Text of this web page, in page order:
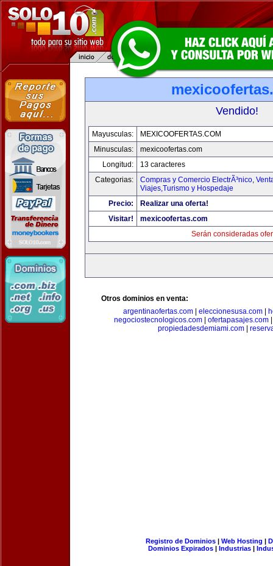
Vendido!
Mayusculas:
MEXICOOFERTAS.COM
Minusculas:
mexicoofertas.com
Longitud:
13 caracteres
Categorias:
Compras y Comercio ElectrÃ³nico,
Viajes,Turismo y Hospedaje
Precio:
Realizar una oferta!
Visitar!
mexicoofertas.com
Serán consideradas
Otros dominios en venta:
argentinaofertas.com| eleccionesusa.com|
negociostecnologicos.com
ofertapasajes.com
propiedadesdemiami.com|
Registro de Dominios| Web Hosting |
Dominios Expirados | Industrias |